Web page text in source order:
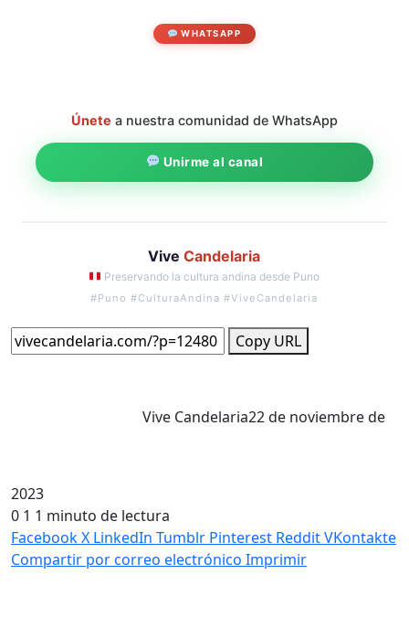
WHATSAPP
Únete a nuestra comunidad de WhatsApp
Unirme al canal
ViveCandelaria
Preservando la cultura andina desde Puno
#Puno #CulturaAndina #ViveCandelaria
Copy URL
Vive Candelaria22 de noviembre de
2023
0 1 1 minuto de lectura
FacebookX LinkedIn Tumblr Pinterest RedditVKontakte
Compartir por correo electrónico Imprimir